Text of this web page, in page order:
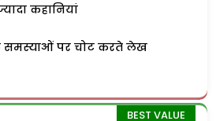
कहानियां
समस्याओं पर चोट करते लेख